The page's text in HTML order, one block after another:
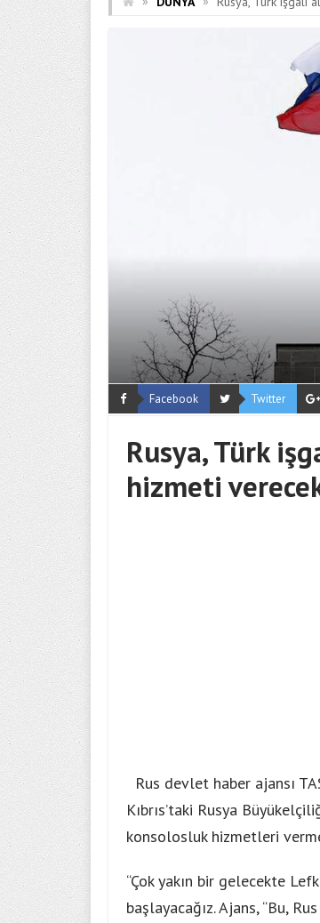
Facebook Twitter
Rusya, Türk
hizmeti
Rus devlet haber ajansı
Kıbrıs’taki Rusya
konsolosluk hizmetleri
“Çok yakın bir gelecekte
başlayacağız. Ajans, “Bu,